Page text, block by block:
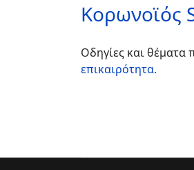
Κορωνοϊός
Οδηγίες και θέματα
επικαιρότητα.